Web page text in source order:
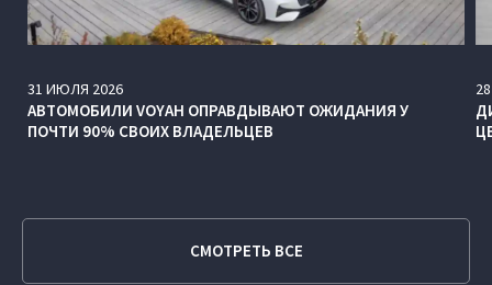
31 ИЮЛЯ 2026
АВТОМОБИЛИ VOYAH ОПРАВДЫВАЮТ ОЖИДАНИЯ У
ПОЧТИ 90% СВОИХ ВЛАДЕЛЬЦЕВ
28
СМОТРЕТЬ ВСЕ